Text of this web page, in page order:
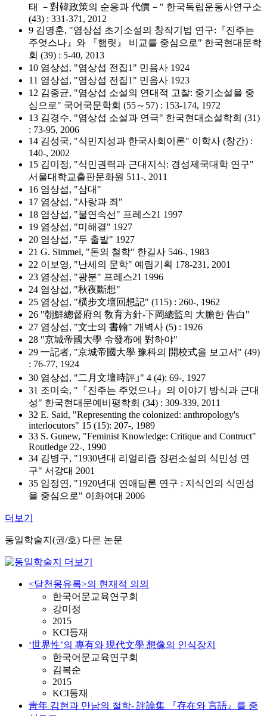
태 －對韓政策의 순응과 代價－" 한국독립운동사연구소
(43) : 331-371, 2012
9 김명훈, "염상섭 초기소설의 창작기법 연구:『진주는
주엇스나』와 『햄릿』 비교를 중심으로" 한국현대문학
회 (39) : 5-40, 2013
10 염상섭, "염상섭 전집1" 민음사 1924
11 염상섭, "염상섭 전집1" 민음사 1923
12 김종균, "염상섭 소설의 연대적 고찰: 중기소설을 중
심으로" 국어국문학회 (55～57) : 153-174, 1972
13 김경수, "염상섭 소설과 연극" 한국현대소설학회 (31)
: 73-95, 2006
14 김성국, "식민지성과 한국사회이론" 이학사 (창간) :
140-, 2002
15 김미정, "식민권력과 근대지식: 경성제국대학 연구"
서울대학교출판문화원 511-, 2011
16 염상섭, "삼대"
17 염상섭, "사랑과 죄"
18 염상섭, "불연속선" 프레스21 1997
19 염상섭, "미해결" 1927
20 염상섭, "두 출발" 1927
21 G. Simmel, "돈의 철학" 한길사 546-, 1983
22 이보영, "난세의 문학" 예림기획 178-231, 2001
23 염상섭, "광분" 프레스21 1996
24 염상섭, "秋夜斷想"
25 염상섭, "橫步文壇回想記" (115) : 260-, 1962
26 "朝鮮總督府의 敎育方針-下岡總監의 大膽한 告白"
27 염상섭, "文士의 書翰" 개벽사 (5) : 1926
28 "京城帝國大學 令發布에 對하야"
29 一記者, "京城帝國大學 豫科의 開校式을 보고서" (49)
: 76-77, 1924
30 염상섭, "二月文壇時評｣" 4 (4): 69-, 1927
31 조미숙, "『진주는 주었으나』의 이야기 방식과 근대
성" 한국현대문예비평학회 (34) : 309-339, 2011
32 E. Said, "Representing the colonized: anthropology's
interlocutors" 15 (15): 207-, 1989
33 S. Gunew, "Feminist Knowledge: Critique and Contruct"
Routledge 22-, 1990
34 김병구, "1930년대 리얼리즘 장편소설의 식민성 연
구" 서강대 2001
35 임정연, "1920년대 연애담론 연구 : 지식인의 식민성
을 중심으로" 이화여대 2006
더보기
동일학술지(권/호) 다른 논문
<달천몽유록>의 현재적 의의
한국어문교육연구회
강미정
2015
KCI등재
‘世界性’의 專有와 現代文學 想像의 인식장치
한국어문교육연구회
김복순
2015
KCI등재
靑年 김현과 만남의 철학- 評論集 『存在와 言語』를 중